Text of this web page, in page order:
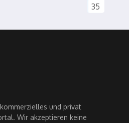
35
und privat
Wir akzeptieren keine